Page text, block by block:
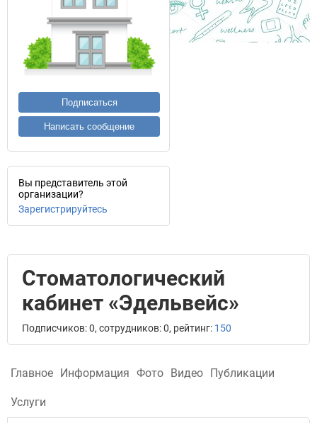
Подписаться
Написать сообщение
Вы представитель этой
организации?
Зарегистрируйтесь
Стоматологический
кабинет «Эдельвейс»
Подписчиков: 0, сотрудников: 0, рейтинг: 150
Главное Информация Фото Видео Публикации
Услуги